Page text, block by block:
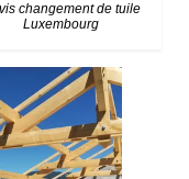
changement de tuile
Luxembourg